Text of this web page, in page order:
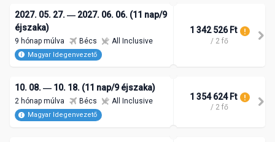
2027. 05. 27. ― 2027. 06. 06. (11 nap/9
éjszaka)
9 hónap múlva Bécs All Inclusive
Magyar Idegenvezető
1 342 526 Ft
/ 2 fő
10. 08. ― 10. 18. (11 nap/9 éjszaka)
2 hónap múlva Bécs All Inclusive
Magyar Idegenvezető
1 354 624 Ft
/ 2 fő